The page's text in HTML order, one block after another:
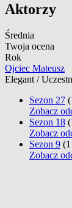
Aktorzy
Średnia
Twoja ocena
Rok
Ojciec Mateusz
Elegant /
Sezon 27
Zobacz
Sezon 18
Zobacz
Sezon 9
Zobacz